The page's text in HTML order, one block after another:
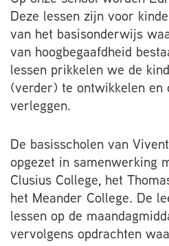
Deze lessen zijn voor
van het basisonderwijs
van hoogbegaafdheid
lessen prikkelen we de
(verder) te ontwikkelen en
verleggen.
De basisscholen van
opgezet in samenwerking
Clusius College, het
het Meander College. De
lessen op de
vervolgens opdrachten